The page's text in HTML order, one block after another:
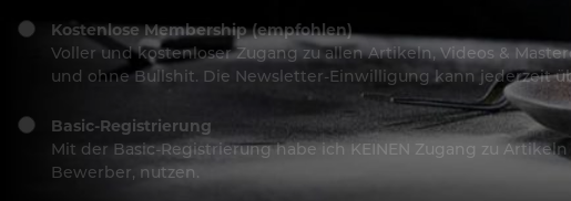
Kostenlose Membership (empfohlen)
Voller und kostenloser Zugang zu allen Artikeln, Videos &
und ohne Bullshit. Die Newsletter-Einwilligung kann jederzeit
Basic-Registrierung
Mit der Basic-Registrierung habe ich KEINEN Zugang zu
Bewerber, nutzen.